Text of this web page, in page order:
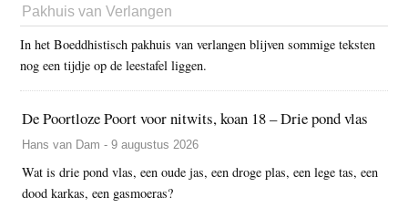
Pakhuis van Verlangen
In het Boeddhistisch pakhuis van verlangen blijven sommige teksten
nog een tijdje op de leestafel liggen.
De Poortloze Poort voor nitwits, koan 18 – Drie pond vlas
Hans van Dam - 9 augustus 2026
Wat is drie pond vlas, een oude jas, een droge plas, een lege tas, een
dood karkas, een gasmoeras?